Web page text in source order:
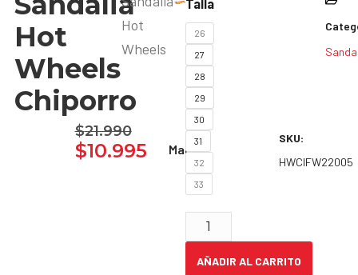
Hot
Wheels
Chiporro
$21.990
$10.995
Hot
Wheels
Marca:
Talla
26
27
28
29
30
31
32
33
AÑADIR AL CARRITO
SKU:
HWCIFW22005